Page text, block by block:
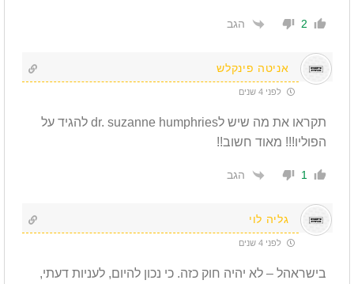
2 הגב
אניטה פינקלש
לפני 4 שנים
תקראו את מה שיש לdr. suzanne humphries להגיד על
הפוליו!!! מאוד חשוב!!
1 הגב
גליה לוי
לפני 4 שנים
בישראהל – לא יהיה חוק כזה. כי נכון להיום, לעניות דעתי,